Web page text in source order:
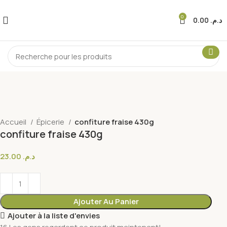
0 د.م.
Accueil Épicerie confiture fraise 430g
confiture fraise 430g
د.م.
Ajouter Au Panier
Ajouter à la liste d'envies